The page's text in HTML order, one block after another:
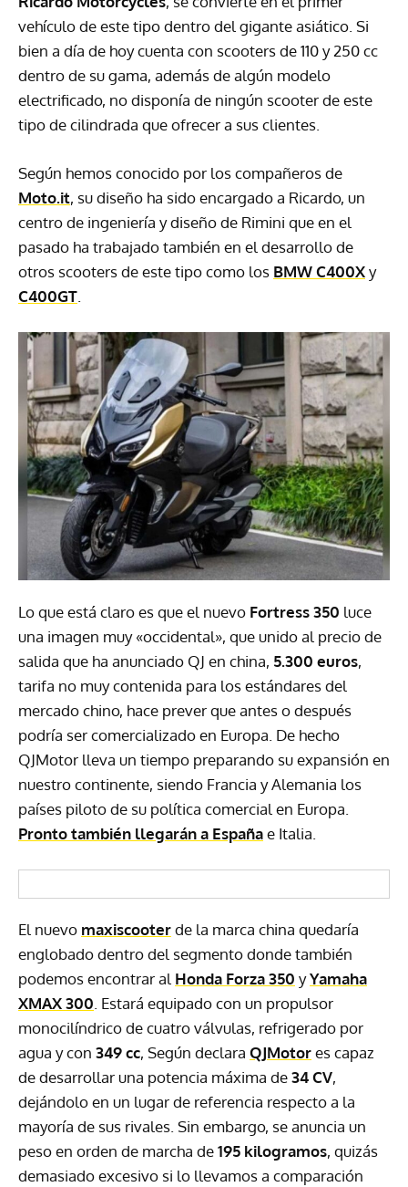
vehículo de este tipo dentro del gigante asiático. Si
bien a día de hoy cuenta con scooters de 110 y 250 cc
dentro de su gama, además de algún modelo
electrificado, no disponía de ningún scooter de este
tipo de cilindrada que ofrecer a sus clientes.
Según hemos conocido por los compañeros de
Moto.it, su diseño ha sido encargado a Ricardo, un
centro de ingeniería y diseño de Rimini que en el
pasado ha trabajado también en el desarrollo de
otros scooters de este tipo como los BMW C400Xy
C400GT
Lo que está claro es que el nuevo Fortress 350 luce
una imagen muy «occidental», que unido al precio de
salida que ha anunciado QJ en china, 5.300 euros,
tarifa no muy contenida para los estándares del
mercado chino, hace prever que antes o después
podría ser comercializado en Europa. De hecho
QJMotor lleva un tiempo preparando su expansión en
nuestro continente, siendo Francia y Alemania los
países piloto de su política comercial en Europa.
Pronto también llegarán a Españae Italia.
El nuevo maxiscooterde la marca china quedaría
englobado dentro del segmento donde también
podemos encontrar al Honda Forza 350 yYamaha
XMAX 300 . Estará equipado con un propulsor
monocilíndrico de cuatro válvulas, refrigerado por
agua y con 349 cc, Según declara QJMotores capaz
de desarrollar una potencia máxima de34 CV,
dejándolo en un lugar de referencia respecto a la
mayoría de sus rivales. Sin embargo, se anuncia un
peso en orden de marcha de195 kilogramos, quizás
demasiado excesivo si lo llevamos a comparación